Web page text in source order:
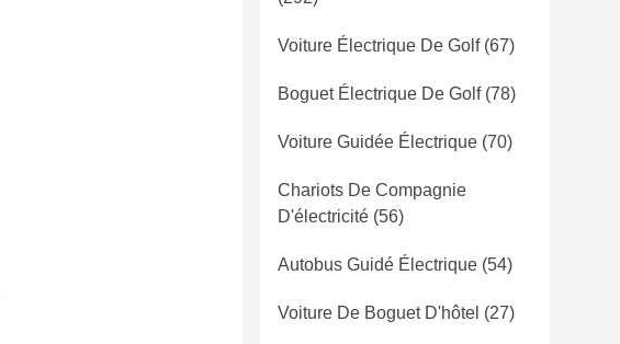
Voiture Électrique De Golf(67)
Boguet Électrique De Golf(78)
Voiture Guidée Électrique (70)
Chariots De Compagnie
D'électricité (56)
Autobus Guidé Électrique (54)
Voiture De Boguet D'hôtel (27)